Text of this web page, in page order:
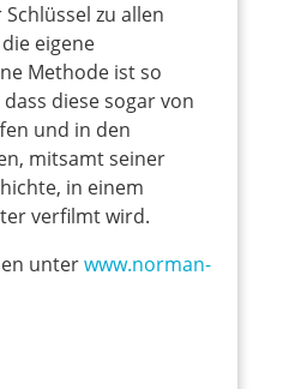
zu allen
eigene
Methode ist so
diese sogar von
und in den
mitsamt seiner
in einem
verfilmt wird.
unterwww.norman-